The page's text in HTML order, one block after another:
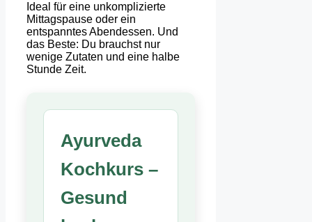
Ideal für eine unkomplizierte
Mittagspause oder ein
entspanntes Abendessen. Und
das Beste: Du brauchst nur
wenige Zutaten und eine halbe
Stunde Zeit.
Ayurveda
Kochkurs –
Gesund